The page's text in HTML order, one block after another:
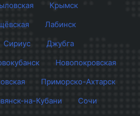
Крымск
Лабинск
Сириус
Джубга
Новопокровская
Приморско-Ахтарск
на-Кубани
Сочи